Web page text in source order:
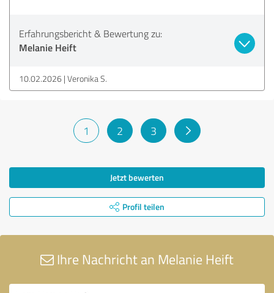
Erfahrungsbericht & Bewertung zu:
Melanie Heift
10.02.2026 Veronika S.
1 2 3
Jetzt bewerten
Profil teilen
Ihre Nachricht an Melanie Heift